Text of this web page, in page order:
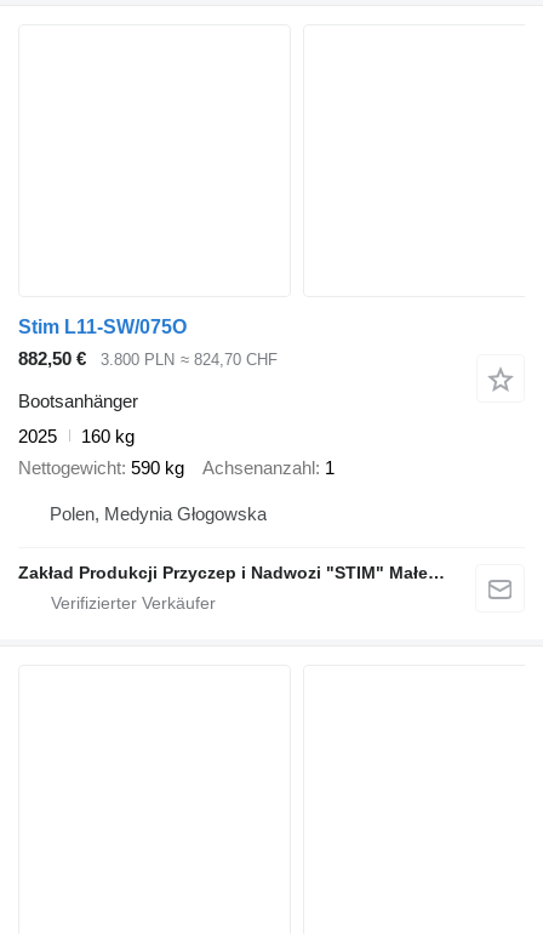
Stim L11-SW/075O
882,50 €
3.800 PLN ≈ 824,70 CHF
Bootsanhänger
2025
160 kg
Nettogewicht 590 kg Achsenanzahl 1
Polen, Medynia Głogowska
Zakład Produkcji Przyczep i Nadwozi "STIM" Małecki s.j.